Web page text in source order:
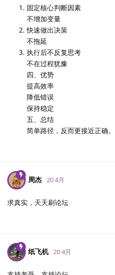
固定核心判断因素
不增加变量
快速做出决策
不拖延
执行后不反复思考
不在过程犹豫
四、优势
提高效率
降低错误
保持稳定
五、总结
简单路径，反而更接近正确。
周杰 20 4月
求真实，天天刷论坛
纸飞机 20 4月